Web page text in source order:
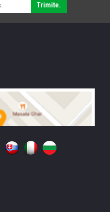
Trimite.